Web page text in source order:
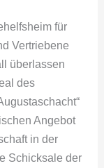
für
Vertriebene
überlassen
des
Angebot
in der
Schicksale der